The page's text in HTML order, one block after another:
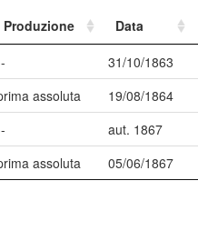
Produzione Data
31/10/1863
assoluta 19/08/1864
aut. 1867
assoluta 05/06/1867